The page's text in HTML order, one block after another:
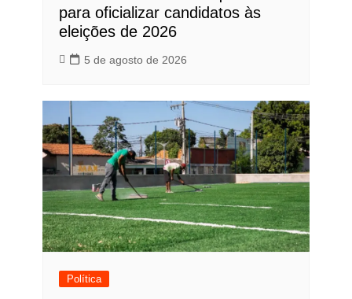
para oficializar candidatos às
eleições de 2026
5 de agosto de 2026
Política